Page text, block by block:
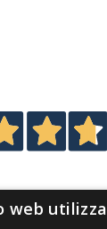
web utilizza